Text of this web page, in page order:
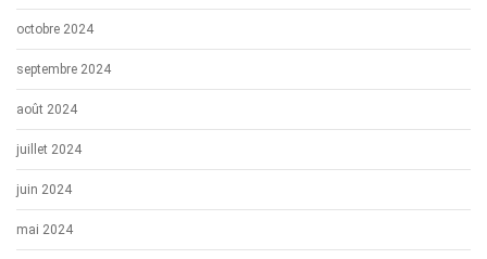
octobre 2024
septembre 2024
août 2024
juillet 2024
juin 2024
mai 2024